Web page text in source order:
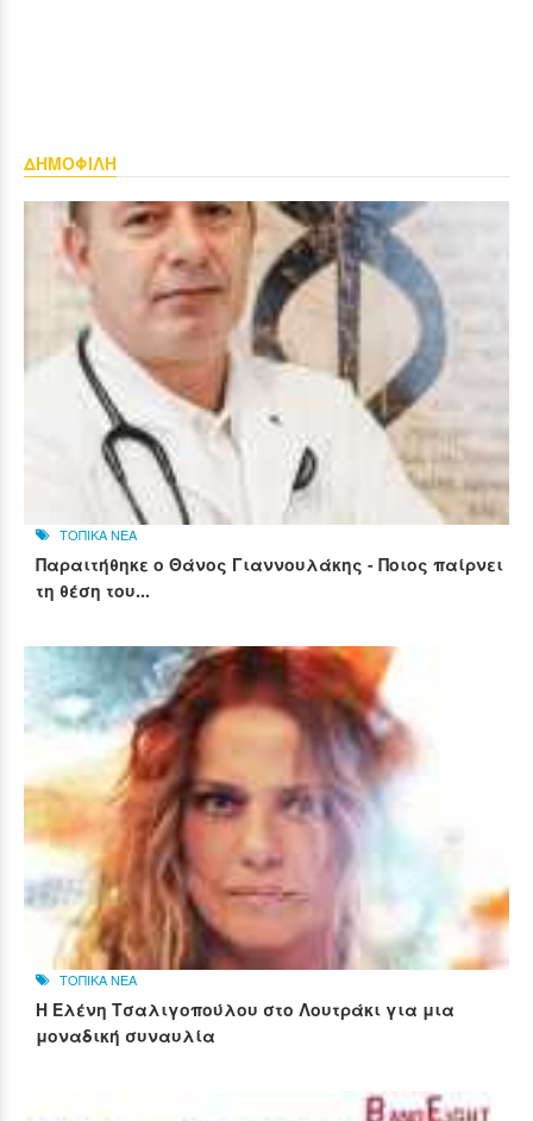
ΔΗΜΟΦΙΛΗ
ΤΟΠΙΚΑ ΝΕΑ
Παραιτήθηκε ο Θάνος Γιαννουλάκης - Ποιος παίρνει
τη θέση του...
ΤΟΠΙΚΑ ΝΕΑ
Η Ελένη Τσαλιγοπούλου στο Λουτράκι για μια
μοναδική συναυλία